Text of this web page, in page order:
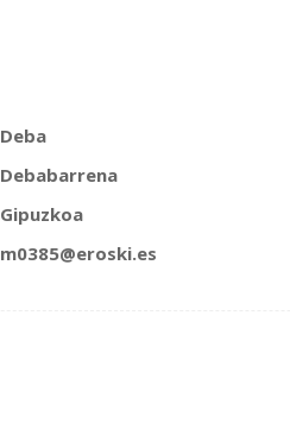
Deba
Debabarrena
Gipuzkoa
m0385@eroski.es